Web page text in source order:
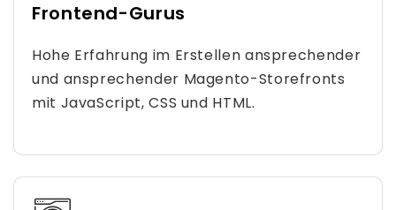
Frontend-Gurus
Hohe Erfahrung im Erstellen ansprechender
und ansprechender Magento-Storefronts
mit JavaScript, CSS und HTML.